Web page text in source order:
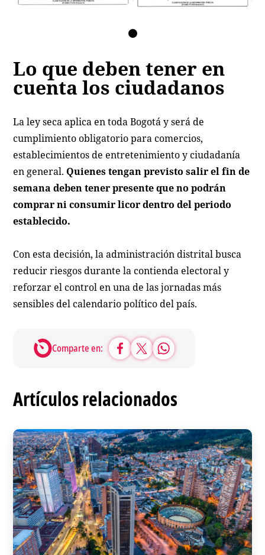
Lo que deben tener en
cuenta los ciudadanos
La ley seca aplica en toda Bogotá y será de
cumplimiento obligatorio para comercios,
establecimientos de entretenimiento y ciudadanía
en general. Quienes tengan previsto salir el fin de
semana deben tener presente que no podrán
comprar ni consumir licor dentro del periodo
establecido.
Con esta decisión, la administración distrital busca
reducir riesgos durante la contienda electoral y
reforzar el control en una de las jornadas más
sensibles del calendario político del país.
Comparte en:
Artículos relacionados